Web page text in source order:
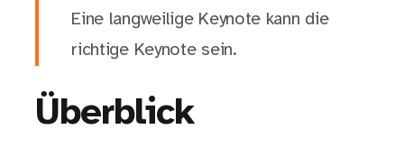
Eine langweilige Keynote kann die
richtige Keynote sein.
Überblick